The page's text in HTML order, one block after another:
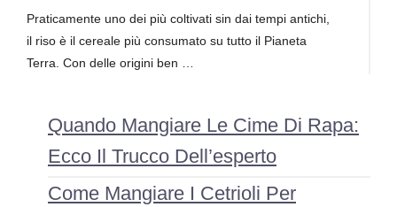
Praticamente uno dei più coltivati sin dai tempi antichi,
il riso è il cereale più consumato su tutto il Pianeta
Terra. Con delle origini ben …
Quando Mangiare Le Cime Di Rapa:
Ecco Il Trucco Dell’esperto
Come Mangiare I Cetrioli Per